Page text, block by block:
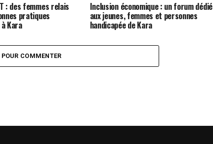
: des femmes relais
pratiques
Kara
Inclusion économique : un forum dédié
aux jeunes, femmes et personnes
handicapée de Kara
COMMENTER